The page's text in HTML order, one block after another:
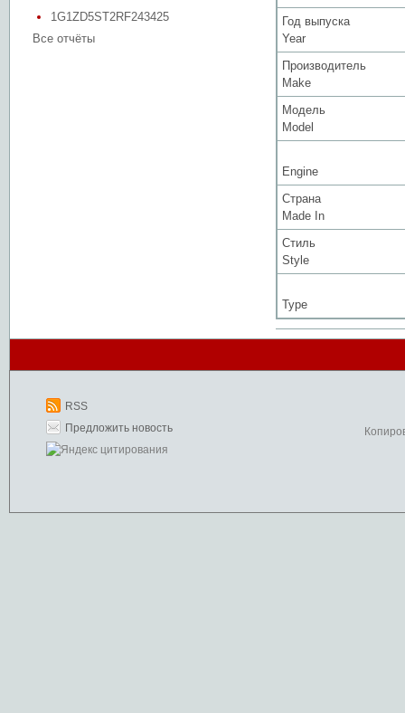
1G1ZD5ST2RF243425
Все отчёты
Год выпуска
Year
Производитель
Make
Модель
Model
Engine
Страна
Made In
Стиль
Style
Type
RSS
Предложить новость